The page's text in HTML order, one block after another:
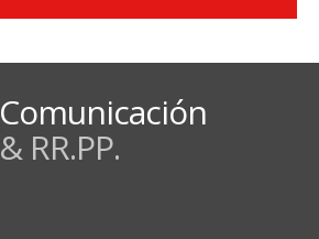
Comunicación
& RR.PP.